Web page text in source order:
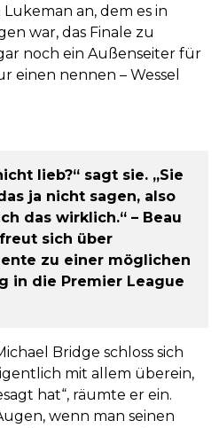
an, dem es in
war, das Finale zu
noch ein Außenseiter für
einen nennen – Wessel
lieb?“ sagt sie. „Sie
ja nicht sagen, also
das wirklich.“ – Beau
sich über
zu einer möglichen
in die Premier League
Bridge schloss sich
mit allem überein,
hat“, räumte er ein.
wenn man seinen